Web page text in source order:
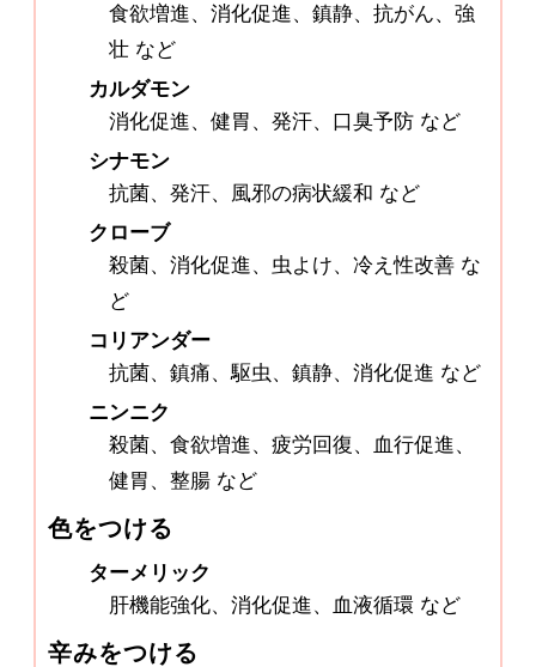
食欲増進、消化促進、鎮静、抗がん、強
壮 など
カルダモン
消化促進、健胃、発汗、口臭予防 など
シナモン
抗菌、発汗、風邪の病状緩和 など
クローブ
殺菌、消化促進、虫よけ、冷え性改善 な
ど
コリアンダー
抗菌、鎮痛、駆虫、鎮静、消化促進 など
ニンニク
殺菌、食欲増進、疲労回復、血行促進、
健胃、整腸 など
色をつける
ターメリック
肝機能強化、消化促進、血液循環 など
辛みをつける